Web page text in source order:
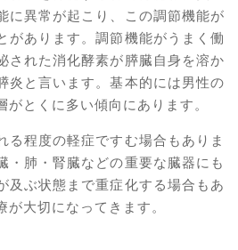
に異常が起こり、この調節機能が
があります。調節機能がうまく働
された消化酵素が膵臓自身を溶か
炎と言います。基本的には男性の
とくに多い傾向にあります。
る程度の軽症ですむ場合もありま
・肺・腎臓などの重要な臓器にも
及ぶ状態まで重症化する場合もあ
が大切になってきます。